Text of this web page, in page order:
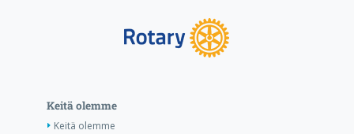
Keitä olemme
Keitä olemme